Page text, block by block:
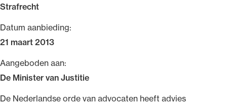
Strafrecht
Datum aanbieding:
21 maart 2013
Aangeboden aan:
De Minister van Justitie
​De Nederlandse orde van advocaten heeft advies